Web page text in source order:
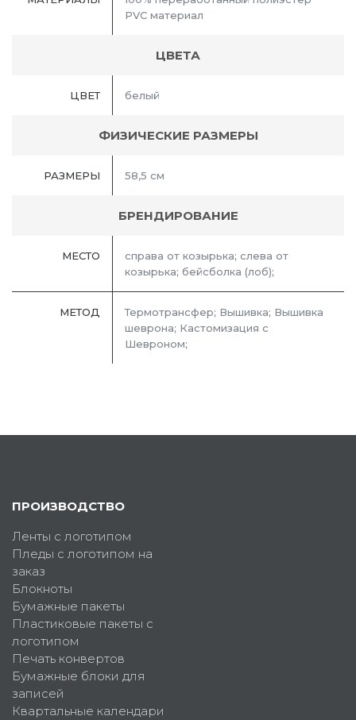
PVC материал
ЦВЕТА
ЦВЕТ белый
ФИЗИЧЕСКИЕ РАЗМЕРЫ
РАЗМЕРЫ 58,5 см
БРЕНДИРОВАНИЕ
МЕСТО
справа от козырька; слева от
козырька; бейсболка (лоб);
МЕТОД
Термотрансфер; Вышивка; Вышивка
шеврона; Кастомизация с
Шевроном;
ПРОИЗВОДСТВО
Ленты с логотипом
Пледы с логотипом на
заказ
Блокноты
Бумажные пакеты
Пластиковые пакеты с
логотипом
Печать конвертов
Бумажные блоки для
записей
Квартальные календари